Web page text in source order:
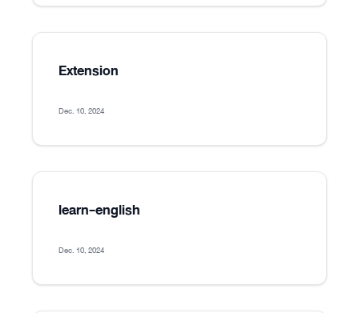
Extension
Dec. 10, 2024
learn-english
Dec. 10, 2024